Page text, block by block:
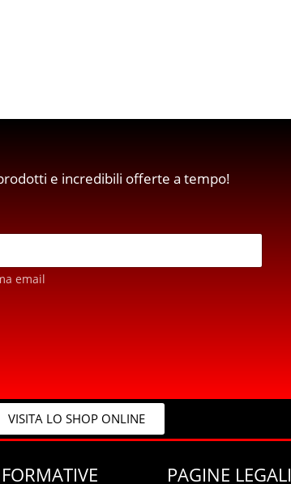
e incredibili offerte a tempo!
email
VISITA LO SHOP ONLINE
PAGINE LEGALI